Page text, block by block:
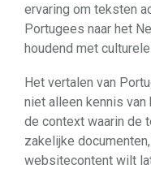
ervaring om teksten
Portugees naar het
houdend met
Het vertalen van
niet alleen kennis van
de context waarin de
zakelijke
websitecontent wilt